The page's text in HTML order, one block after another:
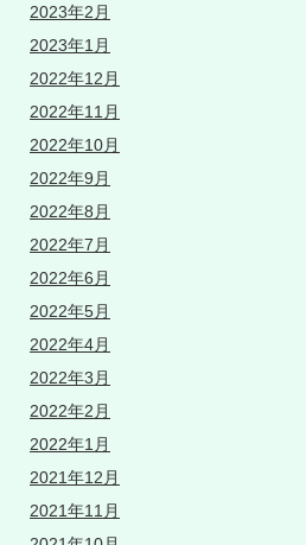
2023年2月
2023年1月
2022年12月
2022年11月
2022年10月
2022年9月
2022年8月
2022年7月
2022年6月
2022年5月
2022年4月
2022年3月
2022年2月
2022年1月
2021年12月
2021年11月